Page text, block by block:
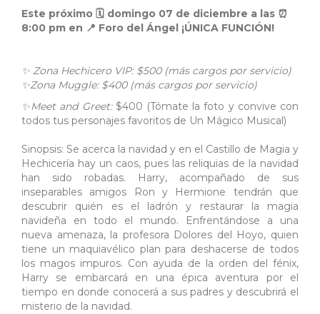
Este próximo 🗓 domingo 07 de diciembre a las ⏰
8:00 pm en 📍 Foro del Ángel ¡ÚNICA FUNCIÓN!
✨ Zona Hechicero VIP: $500 (más cargos por servicio)
✨Zona Muggle: $400 (más cargos por servicio)
✨Meet and Greet: $400 (Tómate la foto y convive con
todos tus personajes favoritos de Un Mágico Musical)
Sinopsis: Se acerca la navidad y en el Castillo de Magia y
Hechicería hay un caos, pues las reliquias de la navidad
han sido robadas. Harry, acompañado de sus
inseparables amigos Ron y Hermione tendrán que
descubrir quién es el ladrón y restaurar la magia
navideña en todo el mundo. Enfrentándose a una
nueva amenaza, la profesora Dolores del Hoyo, quien
tiene un maquiavélico plan para deshacerse de todos
los magos impuros. Con ayuda de la orden del fénix,
Harry se embarcará en una épica aventura por el
tiempo en donde conocerá a sus padres y descubrirá el
misterio de la navidad.